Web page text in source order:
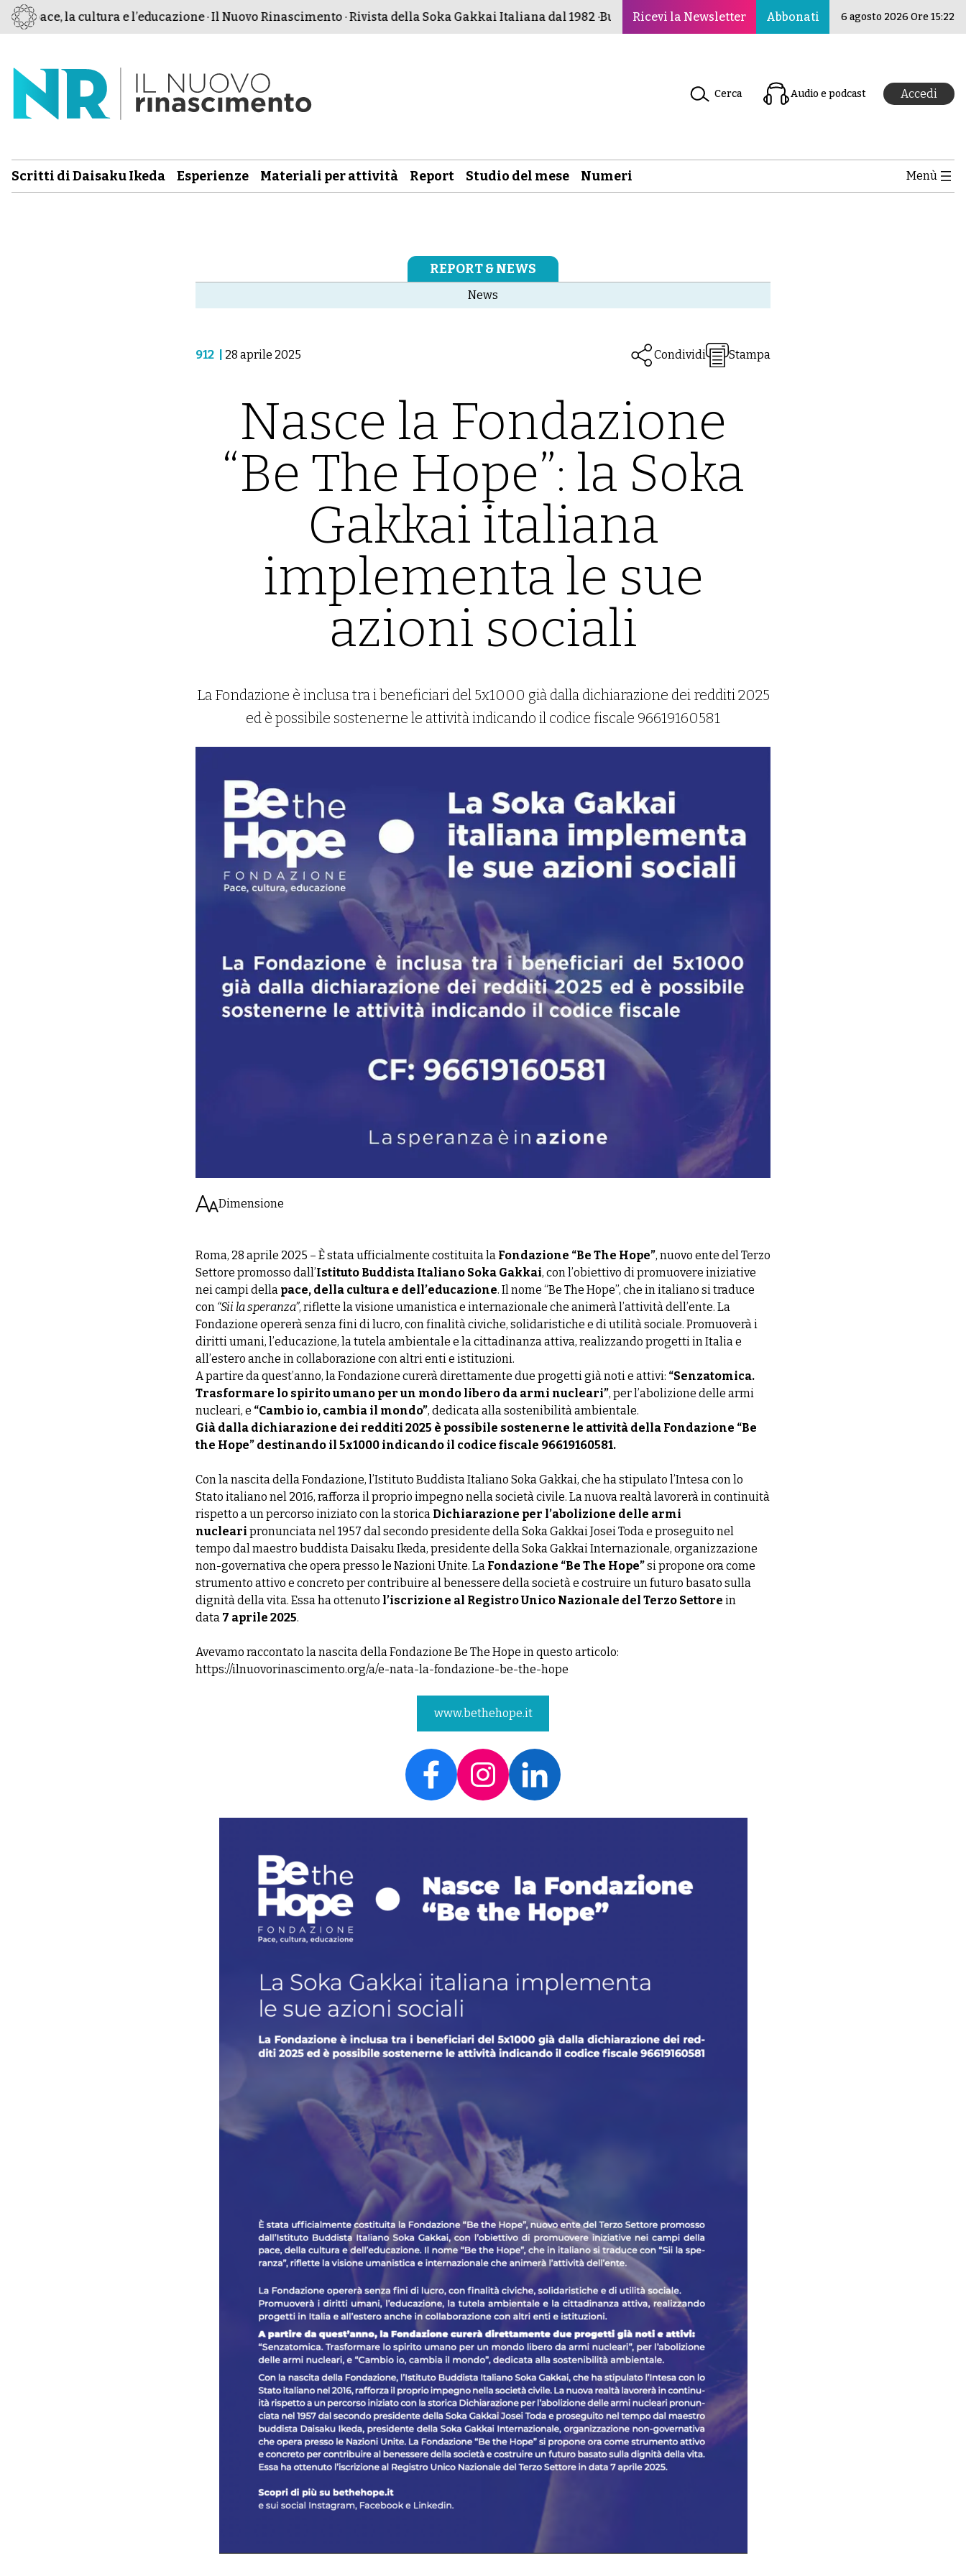
pace, la cultura e l’educazione · Il Nuovo Rinascimento · Rivista della Soka Gakkai Italiana dal 1982 ·Buddismo per la pace, la cultura e l’educazione ·Il Nuovo
Ricevi la Newsletter Abbonati 6 agosto 2026 Ore 15:22
Cerca Audio e podcast Accedi
Scritti di Daisaku Ikeda Esperienze Materiali per attività Report Studio del mese Numeri Menù
REPORT & NEWS
News
912 28 aprile 2025 Condividi Stampa
Nasce la Fondazione
“Be The Hope”: la Soka
Gakkai italiana
implementa le sue
azioni sociali
La Fondazione è inclusa tra i beneficiari del 5x1000 già dalla dichiarazione dei redditi 2025
ed è possibile sostenerne le attività indicando il codice fiscale 96619160581
Dimensione
Roma, 28 aprile 2025 – È stata ufficialmente costituita la Fondazione “Be The Hope”, nuovo ente del Terzo
Settore promosso dall’Istituto Buddista Italiano Soka Gakkai, con l’obiettivo di promuovere iniziative
nei campi della pace, della cultura e dell’educazione. Il nome “Be The Hope”, che in italiano si traduce
con “Sii la speranza”, riflette la visione umanistica e internazionale che animerà l’attività dell’ente. La
Fondazione opererà senza fini di lucro, con finalità civiche, solidaristiche e di utilità sociale. Promuoverà i
diritti umani, l’educazione, la tutela ambientale e la cittadinanza attiva, realizzando progetti in Italia e
all’estero anche in collaborazione con altri enti e istituzioni.
A partire da quest’anno, la Fondazione curerà direttamente due progetti già noti e attivi: “Senzatomica.
Trasformare lo spirito umano per un mondo libero da armi nucleari”, per l’abolizione delle armi
nucleari, e “Cambio io, cambia il mondo”, dedicata alla sostenibilità ambientale.
Già dalla dichiarazione dei redditi 2025 è possibile sostenerne le attività della Fondazione “Be
the Hope” destinando il 5x1000 indicando il codice fiscale 96619160581.
Con la nascita della Fondazione, l’Istituto Buddista Italiano Soka Gakkai, che ha stipulato l’Intesa con lo
Stato italiano nel 2016, rafforza il proprio impegno nella società civile. La nuova realtà lavorerà in continuità
rispetto a un percorso iniziato con la storica Dichiarazione per l’abolizione delle armi
nucleari pronunciata nel 1957 dal secondo presidente della Soka Gakkai Josei Toda e proseguito nel
tempo dal maestro buddista Daisaku Ikeda, presidente della Soka Gakkai Internazionale, organizzazione
non-governativa che opera presso le Nazioni Unite. La Fondazione “Be The Hope”si propone ora come
strumento attivo e concreto per contribuire al benessere della società e costruire un futuro basato sulla
dignità della vita. Essa ha ottenuto l’iscrizione al Registro Unico Nazionale del Terzo Settore in
data 7 aprile 2025.
Avevamo raccontato la nascita della Fondazione Be The Hope in questo articolo:
https://ilnuovorinascimento.org/a/e-nata-la-fondazione-be-the-hope
www.bethehope.it